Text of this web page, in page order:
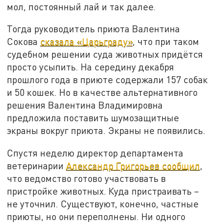
мол, постоянный лай и так далее.
Тогда руководитель приюта Валентина
Сокова сказала «Царьграду», что при таком
судебном решении суда животных придётся
просто усыпить. На середину декабря
прошлого года в приюте содержали 157 собак
и 50 кошек. Но в качестве альтернативного
решения Валентина Владимировна
предложила поставить шумозащитные
экраны вокруг приюта. Экраны не появились.
Спустя неделю директор департамента
ветеринарииАлександр Григорьев сообщил,
что ведомство готово участвовать в
пристройке животных. Куда пристраивать –
не уточнил. Существуют, конечно, частные
приюты, но они переполнены. Ни одного